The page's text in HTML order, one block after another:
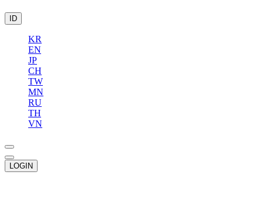
ID
KR
EN
JP
CH
TW
MN
RU
TH
VN
LOGIN